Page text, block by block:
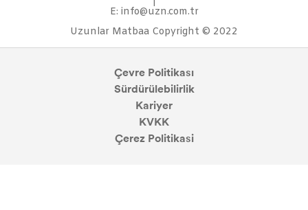
E: info@uzn.com.tr
Uzunlar Matbaa Copyright © 2022
Çevre Politikası
Sürdürülebilirlik
Kariyer
KVKK
Çerez Politikasi